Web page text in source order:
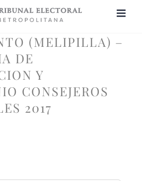
(MELIPILLA) –
DE
Y
CONSEJEROS
2017